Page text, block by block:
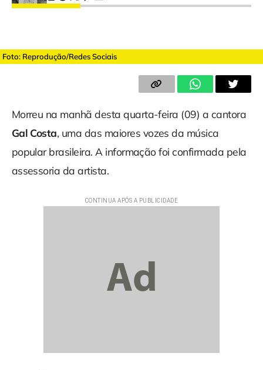
Foto: Reprodução/Redes Sociais
Morreu na manhã desta quarta-feira (09) a cantora
Gal Costa, uma das maiores vozes da música
popular brasileira. A informação foi confirmada pela
assessoria da artista.